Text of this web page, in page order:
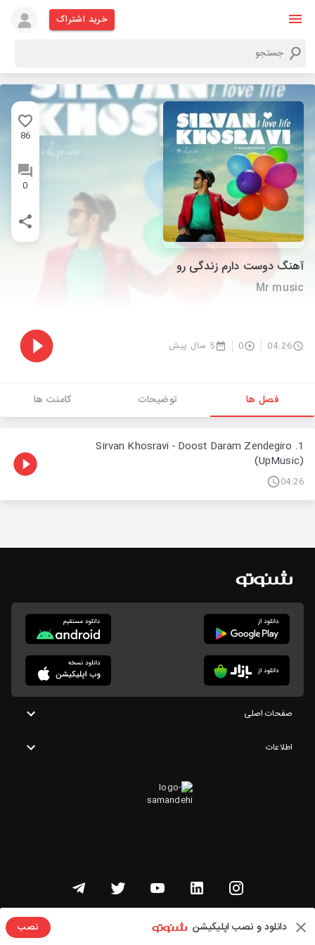
خرید اشتراک
86
0
آهنگ دوست دارم زندگی رو
Mr music
04:26
0 5 سال پیش
فصل ها توضیحات کامنت ها
1. Sirvan Khosravi - Doost Daram Zendegiro
(UpMusic)
04:26
دانلود و نصب اپلیکیشن نصب
صفحات اصلی
اطلاعات
تمامی حقوق این وبسایت متعلق به شنوتو است